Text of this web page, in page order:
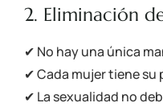
2. Eliminación
✔ No hay una única
✔ Cada mujer tiene
✔ La sexualidad no